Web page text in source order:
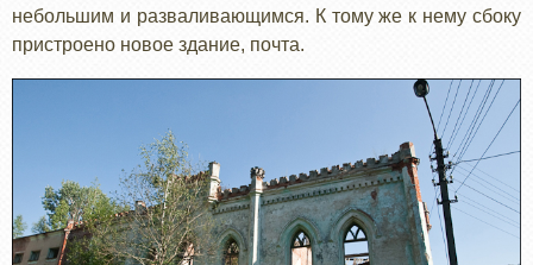
небольшим и разваливающимся. К тому же к нему сбоку
пристроено новое здание, почта.